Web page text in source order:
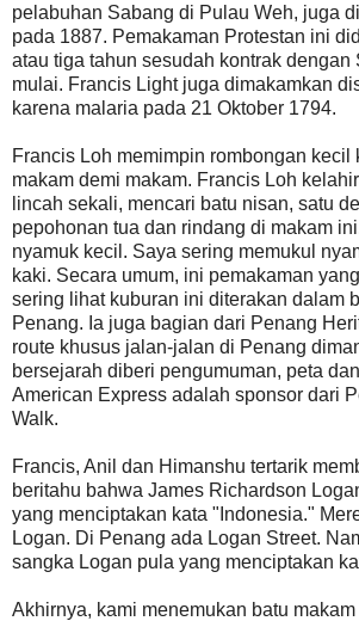
pelabuhan Sabang di Pulau Weh, juga
pada 1887. Pemakaman Protestan ini
atau tiga tahun sesudah kontrak dengan
mulai. Francis Light juga dimakamkan
karena malaria pada 21 Oktober 1794.
Francis Loh memimpin rombongan kecil
makam demi makam. Francis Loh
lincah sekali, mencari batu nisan, satu
pepohonan tua dan rindang di makam
nyamuk kecil. Saya sering memukul
kaki. Secara umum, ini pemakaman
sering lihat kuburan ini diterakan dalam
Penang. Ia juga bagian dari Penang
route khusus jalan-jalan di Penang
bersejarah diberi pengumuman, peta
American Express adalah sponsor dari
Walk.
Francis, Anil dan Himanshu tertarik
beritahu bahwa James Richardson
yang menciptakan kata "Indonesia."
Logan. Di Penang ada Logan Street.
sangka Logan pula yang menciptakan
Akhirnya, kami menemukan batu